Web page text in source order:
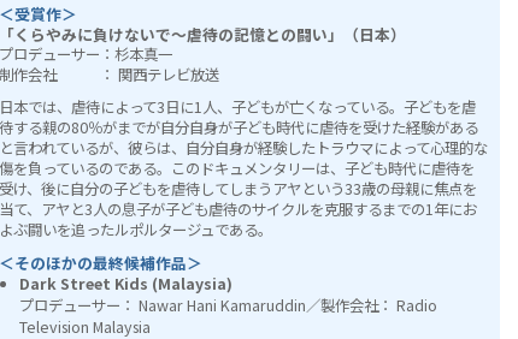
＜受賞作＞
「くらやみに負けないで〜虐待の記憶との闘い」（日本）
プロデューサー ：杉本真一
制作会社
： 関西テレビ放送
日本では、虐待によって3日に1人、子どもが亡くなっている。子どもを虐
待する親の80％がまでが自分自身が子ども時代に虐待を受けた経験がある
と言われているが、彼らは、自分自身が経験したトラウマによって心理的な
傷を負っているのである。このドキュメンタリーは、子ども時代に虐待を
受け、後に自分の子どもを虐待してしまうアヤという33歳の母親に焦点を
当て、アヤと3人の息子が子ども虐待のサイクルを克服するまでの1年にお
よぶ闘いを追ったルポルタージュである。
＜そのほかの最終候補作品＞
Dark Street Kids (Malaysia)
プロデューサー： Nawar Hani Kamaruddin／製作会社： Radio
Television Malaysia